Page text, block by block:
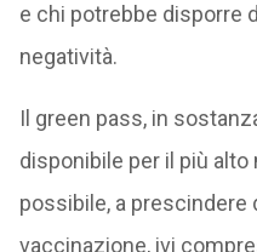
e chi potrebbe disporre
negatività.
Il green pass, in
disponibile per il più
possibile, a prescindere
vaccinazione, ivi